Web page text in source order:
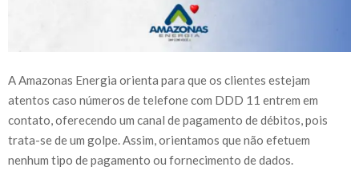
A Amazonas Energia orienta para que os clientes estejam
atentos caso números de telefone com DDD 11 entrem em
contato, oferecendo um canal de pagamento de débitos, pois
trata-se de um golpe. Assim, orientamos que não efetuem
nenhum tipo de pagamento ou fornecimento de dados.